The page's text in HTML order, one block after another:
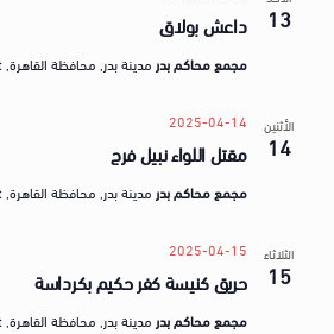
13 داعش بولاق
مجمع محاكم بدر مدينة بدر, محافظة القاهرة, Egypt
الأثنين
14 مقتل اللواء نبيل فرج
2025-04-14
مجمع محاكم بدر مدينة بدر, محافظة القاهرة, Egypt
الثلاثاء
15 حريق كنيسة كفر حكيم بكرداسة
2025-04-15
مجمع محاكم بدر مدينة بدر, محافظة القاهرة, Egypt